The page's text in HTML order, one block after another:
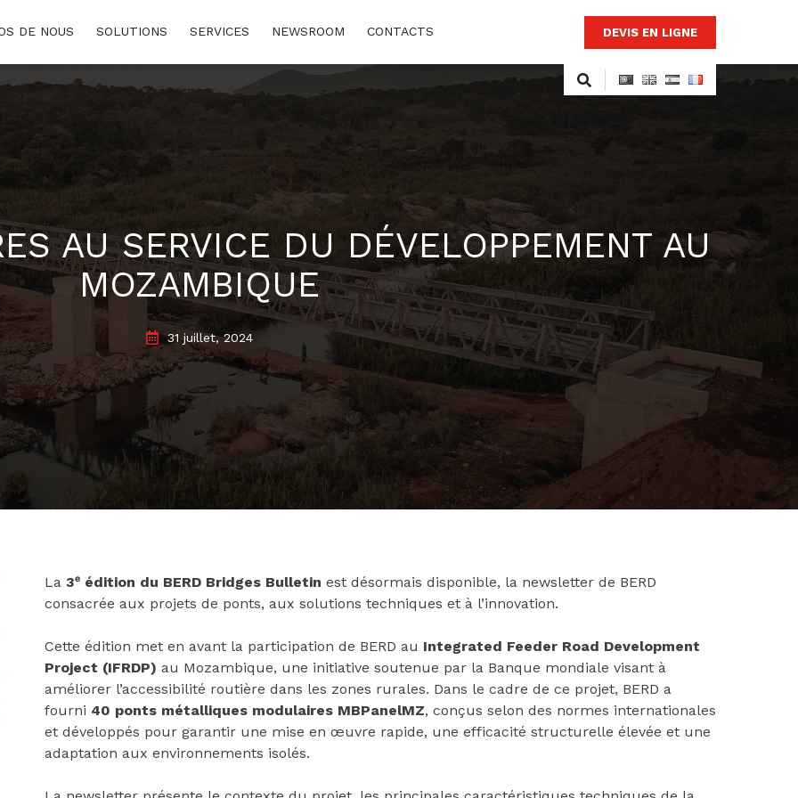
DE NOUS SOLUTIONS SERVICES NEWSROOM CONTACTS DEVIS EN LIGNE
AU SERVICE DU DÉVELOPPEMENT AU
MOZAMBIQUE
31 juillet, 2024
La 3ᵉ édition du BERD Bridges Bulletin est désormais disponible, la newsletter de BERD
consacrée aux projets de ponts, aux solutions techniques et à l’innovation.
Cette édition met en avant la participation de BERD au Integrated Feeder Road Development
Project (IFRDP) au Mozambique, une initiative soutenue par la Banque mondiale visant à
améliorer l’accessibilité routière dans les zones rurales. Dans le cadre de ce projet, BERD a
fourni 40 ponts métalliques modulaires MBPanelMZ, conçus selon des normes internationales
et développés pour garantir une mise en œuvre rapide, une efficacité structurelle élevée et une
adaptation aux environnements isolés.